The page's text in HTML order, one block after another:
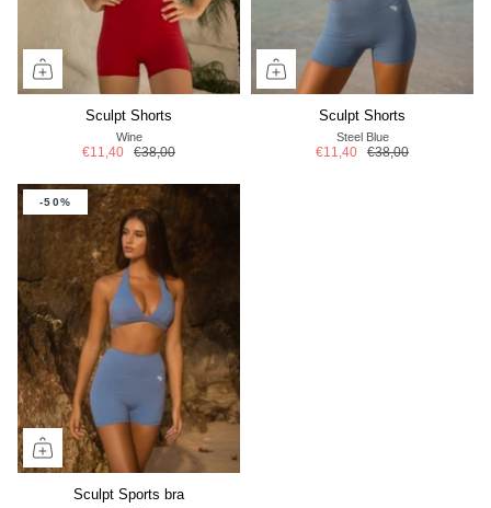
Sculpt Shorts
Wine
€11,40 €38,00
Sculpt Shorts
Steel Blue
€11,40 €38,00
-50%
Sculpt Sports bra